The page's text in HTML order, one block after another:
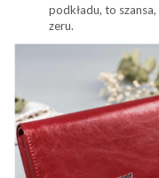
podkładu, to
zeru.